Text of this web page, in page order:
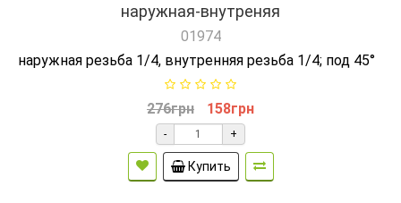
наружная-внутреняя
01974
наружная резьба 1/4, внутренняя резьба 1/4; под 45°
276грн 158грн
- +
Купить